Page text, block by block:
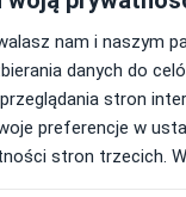
zł
nam i naszym
danych do
stron
preferencje w
stron trzecich.